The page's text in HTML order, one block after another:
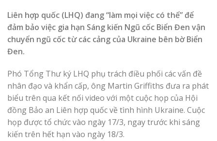
Liên hợp quốc (LHQ) đang “làm mọi việc có thể” để
đảm bảo việc gia hạn Sáng kiến Ngũ cốc Biển Đen vận
chuyển ngũ cốc từ các cảng của Ukraine bên bờ Biển
Đen.
Phó Tổng Thư ký LHQ phụ trách điều phối các vấn đề
nhân đạo và khẩn cấp, ông Martin Griffiths đưa ra phát
biểu trên qua kết nối video với một cuộc họp của Hội
đồng Bảo an Liên hợp quốc về tình hình Ukraine. Cuộc
họp được tổ chức vào ngày 17/3, ngay trước khi sáng
kiến trên hết hạn vào ngày 18/3.